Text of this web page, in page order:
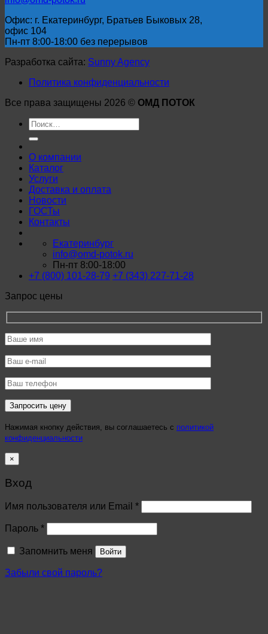
Офис: г. Екатеринбург, Братьев Быковых 28,
офис 104
Пн-пт 8:00-18:00 без перерывов
Разработка сайта: Sunny Agency
Политика конфиденциальности
Все права защищены 2026 © ОМД ПОТОК
Искать:
О компании
Каталог
Услуги
Доставка и оплата
Новости
ГОСТы
Контакты
Екатеринбург
info@omd-potok.ru
Пн-пт 8:00-18:00
+7 (800) 101-28-79 +7 (343) 227-71-28
Запрос цены
Нажимая кнопку действия, вы соглашаетесь с политикой
конфиденциальности
×
Вход
Имя пользователя или Email *
Пароль *
Запомнить меня Войти
Забыли свой пароль?